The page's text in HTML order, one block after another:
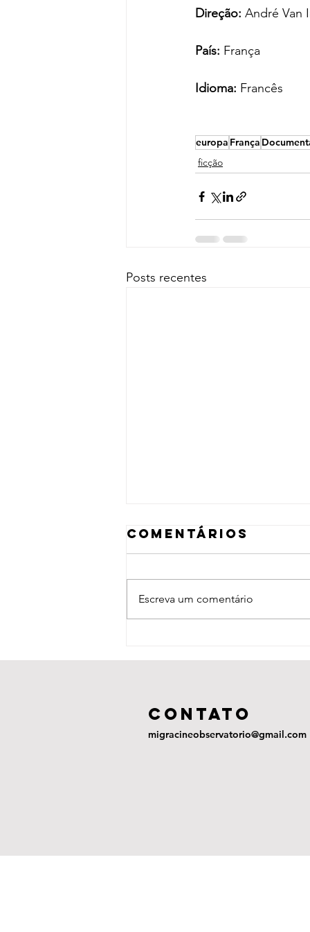
Direção: André Van
País: França
Idioma: Francês
europa França
ficção
Posts recentes
Comentários
Escreva um comentário
COntato
migracineobservatorio@gmail.com